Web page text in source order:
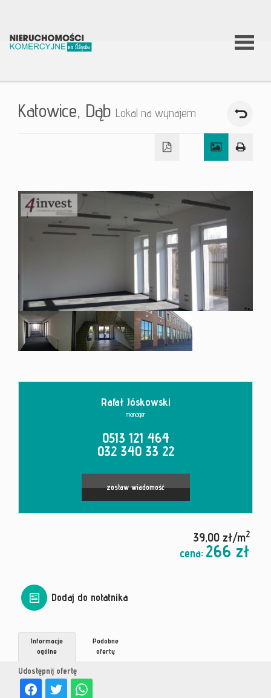
O firmie
Kontakt
Katowice, Dąb Lokal na wynajem
Rafał Jóskowski
manager
0513 121 464
032 340 33 22
zostaw wiadomość
39,00 zł/m2
cena: 266 zł
Dodaj do notatnika
Udostępnij ofertę
Informacje
ogólne
Podobne
oferty